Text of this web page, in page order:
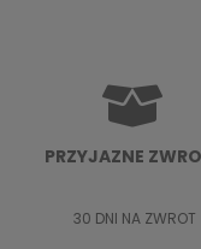
PRZYJAZNE
30 DNI NA ZWROT